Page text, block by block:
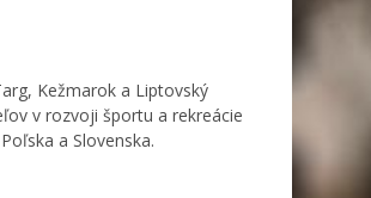
Kežmarok a Liptovský
v rozvoji športu a rekreácie
a Slovenska.